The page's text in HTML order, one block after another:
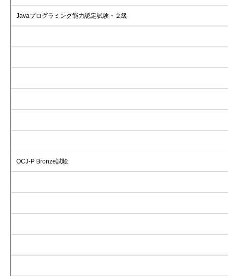
Javaプログラミング能力認定試験・２級
OCJ-P Bronze試験